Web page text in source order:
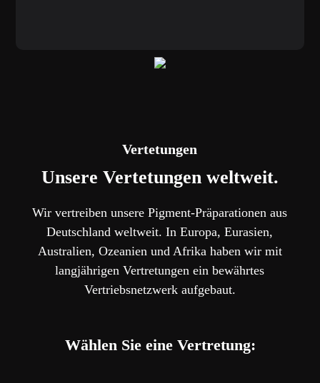
Vertetungen
Unsere Vertetungen weltweit.
Wir vertreiben unsere Pigment-Präparationen aus
Deutschland weltweit. In Europa, Eurasien,
Australien, Ozeanien und Afrika haben wir mit
langjährigen Vertretungen ein bewährtes
Vertriebsnetzwerk aufgebaut.
Wählen Sie eine Vertretung: